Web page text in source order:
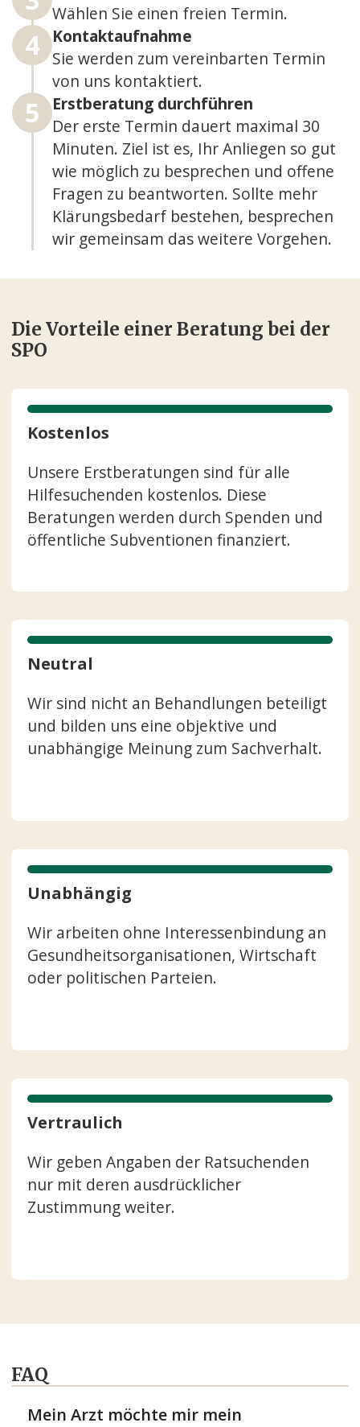
Wählen Sie einen freien Termin.
4 Kontaktaufnahme
Sie werden zum vereinbarten Termin
von uns kontaktiert.
5
Erstberatung durchführen
Der erste Termin dauert maximal 30
Minuten. Ziel ist es, Ihr Anliegen so gut
wie möglich zu besprechen und offene
Fragen zu beantworten. Sollte mehr
Klärungsbedarf bestehen, besprechen
wir gemeinsam das weitere Vorgehen.
Die Vorteile einer Beratung bei der
SPO
Kostenlos
Unsere Erstberatungen sind für alle
Hilfesuchenden kostenlos. Diese
Beratungen werden durch Spenden und
öffentliche Subventionen finanziert.
Neutral
Wir sind nicht an Behandlungen beteiligt
und bilden uns eine objektive und
unabhängige Meinung zum Sachverhalt.
Unabhängig
Wir arbeiten ohne Interessenbindung an
Gesundheitsorganisationen, Wirtschaft
oder politischen Parteien.
Vertraulich
Wir geben Angaben der Ratsuchenden
nur mit deren ausdrücklicher
Zustimmung weiter.
FAQ
Mein Arzt möchte mir mein